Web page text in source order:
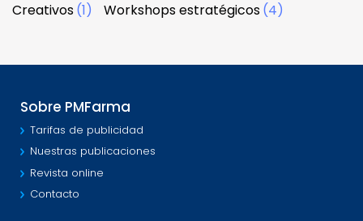
Creativos(1) Workshops estratégicos(4)
Sobre PMFarma
Tarifas de publicidad
Nuestras publicaciones
Revista online
Contacto